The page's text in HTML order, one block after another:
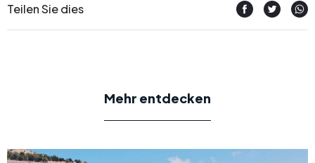
Teilen Sie dies
Mehr entdecken